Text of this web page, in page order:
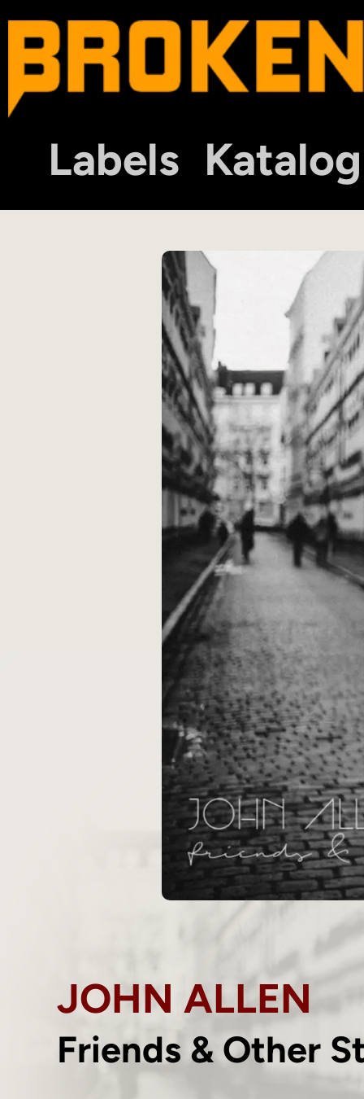
Labels Katalog
JOHN ALLEN
Friends & Other